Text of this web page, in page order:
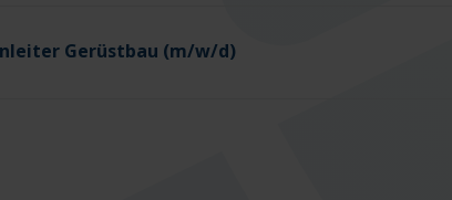
Gerüstbau (m/w/d)